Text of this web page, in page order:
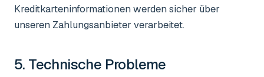
Kreditkarteninformationen werden sicher über
unseren Zahlungsanbieter verarbeitet.
5. Technische Probleme